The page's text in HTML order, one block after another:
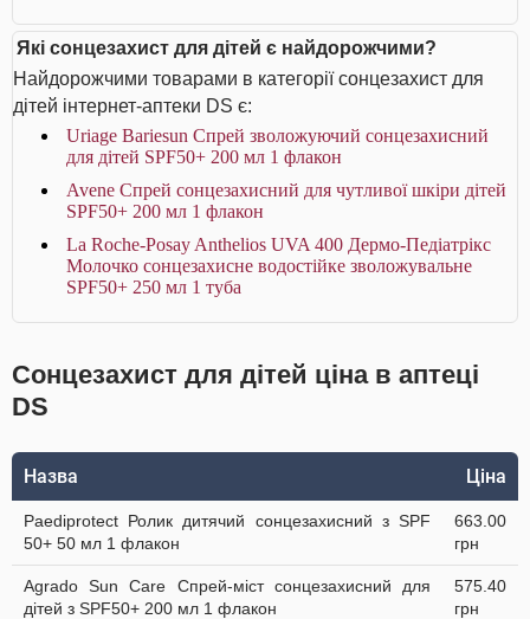
Які сонцезахист для дітей є найдорожчими?
Найдорожчими товарами в категорії сонцезахист для
дітей інтернет-аптеки DS є:
Uriage Bariesun Спрей зволожуючий сонцезахисний
для дітей SPF50+ 200 мл 1 флакон
Avene Спрей сонцезахисний для чутливої шкіри дітей
SPF50+ 200 мл 1 флакон
La Roche-Posay Anthelios UVA 400 Дермо-Педіатрікс
Молочко сонцезахисне водостійке зволожувальне
SPF50+ 250 мл 1 туба
Сонцезахист для дітей ціна в аптеці
DS
Назва Ціна
Paediprotect Ролик дитячий cонцезахисний з SPF
50+ 50 мл 1 флакон
663.00
грн
Agrado Sun Care Спрей-міст сонцезахисний для
дітей з SPF50+ 200 мл 1 флакон
575.40
грн